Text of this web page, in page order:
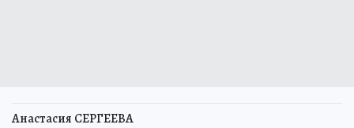
Анастасия СЕРГЕЕВА